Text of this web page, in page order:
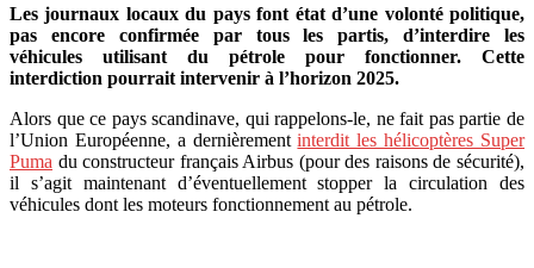
Les journaux locaux du pays font état d’une volonté politique,
pas encore confirmée par tous les partis, d’interdire les
véhicules utilisant du pétrole pour fonctionner. Cette
interdiction pourrait intervenir à l’horizon 2025.
Alors que ce pays scandinave, qui rappelons-le, ne fait pas partie de
l’Union Européenne, a dernièrementinterdit les hélicoptères Super
Puma du constructeur français Airbus (pour des raisons de sécurité),
il s’agit maintenant d’éventuellement stopper la circulation des
véhicules dont les moteurs fonctionnement au pétrole.